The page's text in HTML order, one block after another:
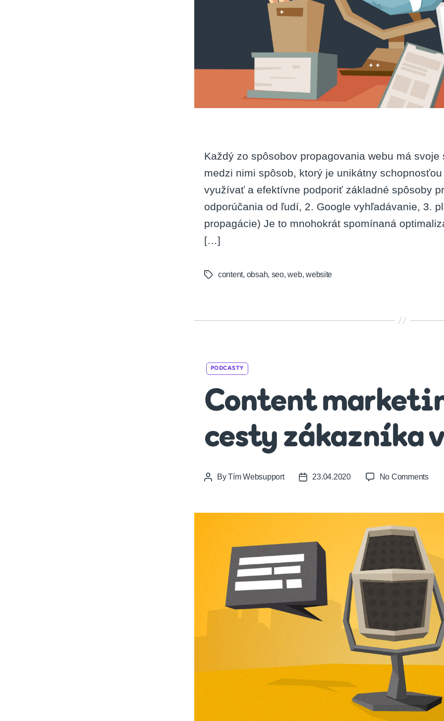
Každý zo spôsobov propagovania webu má
medzi nimi spôsob, ktorý je unikátny
využívať a efektívne podporiť základné spôsoby
odporúčania od ľudí, 2. Google vyhľadávanie, 3.
propagácie) Je to mnohokrát spomínaná
[…]
Tagscontent, obsah, seo,web,website
PODCASTY
Content
cesty zákazníka
PostByTím Websupport
Post23.04.2020 No Commentson
B2B